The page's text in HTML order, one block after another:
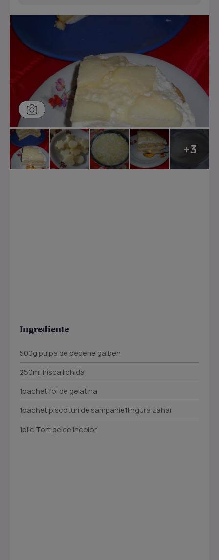
+3
Ingrediente
500g pulpa de pepene galben
250ml frisca lichida
1pachet foi de gelatina
1pachet piscoturi de sampanie1lingura zahar
1plic Tort gelee incolor